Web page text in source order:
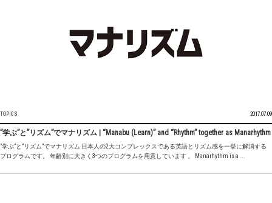
TOPICS 2017.07.09
”学ぶ”と”リズム”でマナリズム | “Manabu (Learn)” and “Rhythm” together as Manarhythm
”学ぶ”と”リズム”でマナリズム 日本人の2大コンプレックスである英語とリズム感を一挙に解消する
プログラムです。 年齢別に大きく3つのプログラムを用意しています 。 Manarhythm is a ...